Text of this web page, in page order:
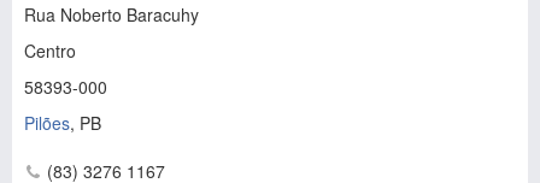
Rua Noberto Baracuhy
Centro
58393-000
Pilões, PB
(83) 3276 1167